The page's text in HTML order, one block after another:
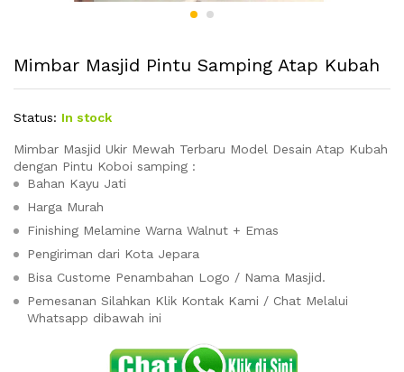
Mimbar Masjid Pintu Samping Atap Kubah
Status: In stock
Mimbar Masjid Ukir Mewah Terbaru Model Desain Atap Kubah
dengan Pintu Koboi samping :
Bahan Kayu Jati
Harga Murah
Finishing Melamine Warna Walnut + Emas
Pengiriman dari Kota Jepara
Bisa Custome Penambahan Logo / Nama Masjid.
Pemesanan Silahkan Klik Kontak Kami / Chat Melalui
Whatsapp dibawah ini